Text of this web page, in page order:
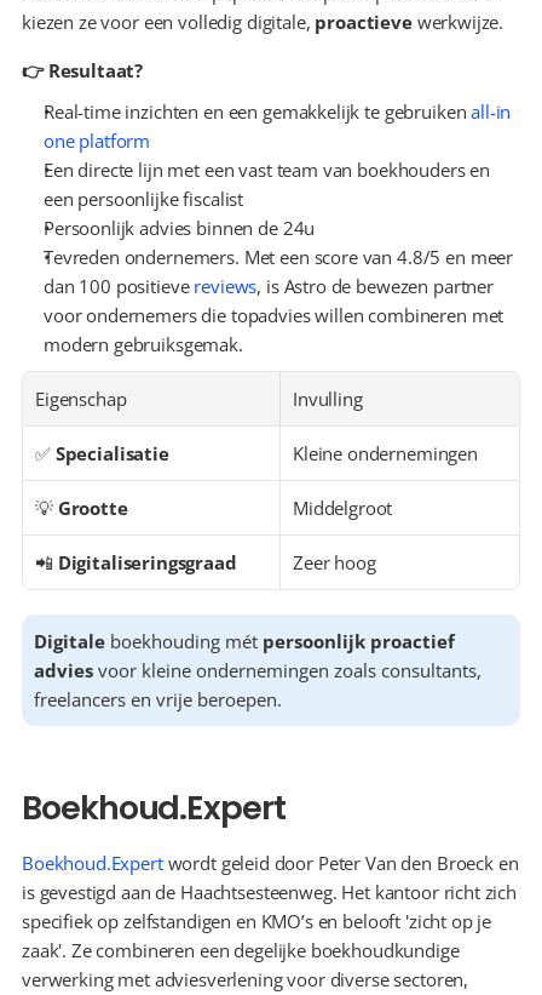
kiezen ze voor een volledig digitale, proactieve werkwijze.
👉 Resultaat?
Real-time inzichten en een gemakkelijk te gebruiken all-in
one platform
Een directe lijn met een vast team van boekhouders en
een persoonlijke fiscalist
Persoonlijk advies binnen de 24u
Tevreden ondernemers. Met een score van 4.8/5 en meer
dan 100 positieve reviews, is Astro de bewezen partner
voor ondernemers die topadvies willen combineren met
modern gebruiksgemak.
Eigenschap Invulling
✅ Specialisatie Kleine ondernemingen
💡 Grootte Middelgroot
📲 Digitaliseringsgraad Zeer hoog
Digitale boekhouding mét persoonlijk proactief
advies voor kleine ondernemingen zoals consultants,
freelancers en vrije beroepen.
Boekhoud.Expert
Boekhoud.Expert wordt geleid door Peter Van den Broeck en
is gevestigd aan de Haachtsesteenweg. Het kantoor richt zich
specifiek op zelfstandigen en KMO’s en belooft 'zicht op je
zaak'. Ze combineren een degelijke boekhoudkundige
verwerking met adviesverlening voor diverse sectoren,